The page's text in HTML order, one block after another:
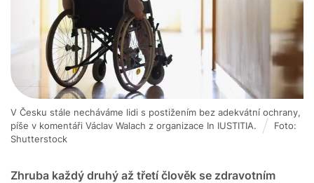
Zhruba každý druhý až třetí člověk se zdravotním
V Česku stále necháváme lidi s postižením bez adekvátní ochrany,
píše v komentáři Václav Walach z organizace In IUSTITIA.
Foto:
Shutterstock